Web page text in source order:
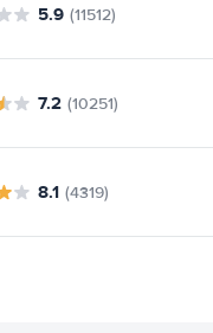
5.9 (11512)
7.2 (10251)
8.1 (4319)